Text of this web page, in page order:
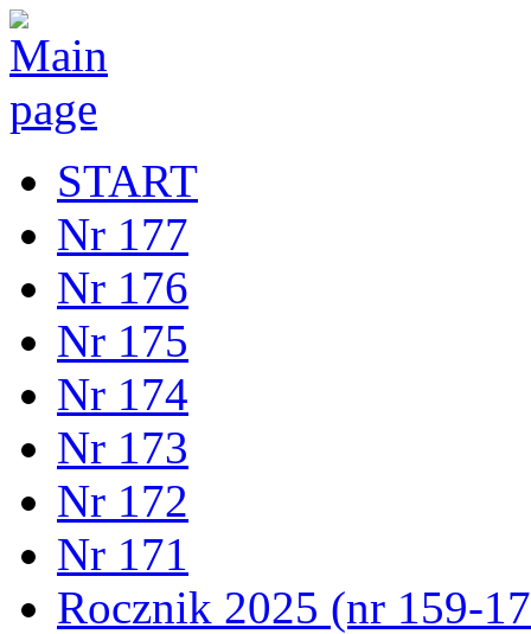
START
Nr 177
Nr 176
Nr 175
Nr 174
Nr 173
Nr 172
Nr 171
Rocznik 2025 (nr 159-